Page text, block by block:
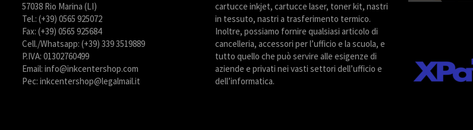
57038 Rio Marina (LI)
Tel.: (+39) 0565 925072
Fax: (+39) 0565 925684
Cell./Whatsapp: (+39) 339 3519889
P.IVA: 01302760499
Email: info@inkcentershop.com
Pec: inkcentershop@legalmail.it
cartucce inkjet, cartucce laser, toner kit, nastri
in tessuto, nastri a trasferimento termico.
Inoltre, possiamo fornire qualsiasi articolo di
cancelleria, accessori per l’ufficio e la scuola, e
tutto quello che può servire alle esigenze di
aziende e privati nei vasti settori dell’ufficio e
dell’informatica.